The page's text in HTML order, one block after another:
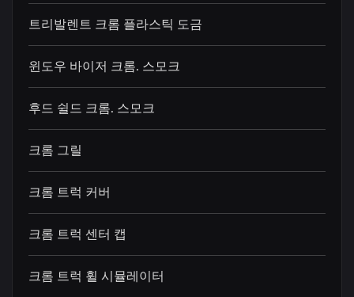
트리발렌트 크롬 플라스틱 도금
윈도우 바이저 크롬. 스모크
후드 쉴드 크롬. 스모크
크롬 그릴
크롬 트럭 커버
크롬 트럭 센터 캡
크롬 트럭 휠 시뮬레이터